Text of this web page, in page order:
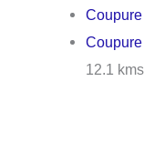
12.1 kms